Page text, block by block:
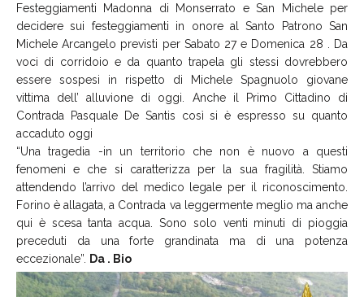
Festeggiamenti Madonna di Monserrato e San Michele per
decidere sui festeggiamenti in onore al Santo Patrono San
Michele Arcangelo previsti per Sabato 27 e Domenica 28 . Da
voci di corridoio e da quanto trapela gli stessi dovrebbero
essere sospesi in rispetto di Michele Spagnuolo giovane
vittima dell’ alluvione di oggi. Anche il Primo Cittadino di
Contrada Pasquale De Santis così si è espresso su quanto
accaduto oggi
“Una tragedia -in un territorio che non è nuovo a questi
fenomeni e che si caratterizza per la sua fragilità. Stiamo
attendendo l’arrivo del medico legale per il riconoscimento.
Forino è allagata, a Contrada va leggermente meglio ma anche
qui è scesa tanta acqua. Sono solo venti minuti di pioggia
preceduti da una forte grandinata ma di una potenza
eccezionale”. Da . Bio